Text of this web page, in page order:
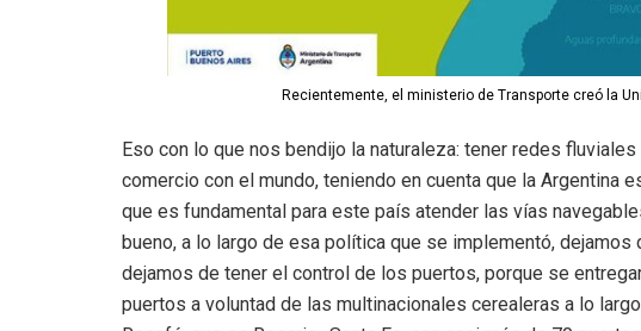
Recientemente, el ministerio de Transporte creó la
Eso con lo que nos bendijo la naturaleza: tener redes
comercio con el mundo, teniendo en cuenta que la Argentina
que es fundamental para este país atender las vías
bueno, a lo largo de esa política que se implementó,
dejamos de tener el control de los puertos, porque se
puertos a voluntad de las multinacionales cerealeras a lo